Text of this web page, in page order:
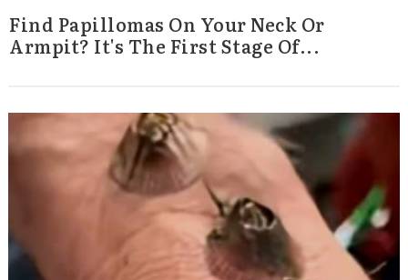
Find Papillomas On Your Neck Or
Armpit? It's The First Stage Of...